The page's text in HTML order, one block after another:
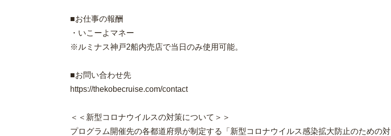
■お仕事の報酬
・いこーよマネー
※ルミナス神戸2船内売店で当日のみ使用可能。
■お問い合わせ先
https://thekobecruise.com/contact
＜＜新型コロナウイルスの対策について＞＞
プログラム開催先の各都道府県が制定する「新型コロナウイルス感染拡大防止のための対